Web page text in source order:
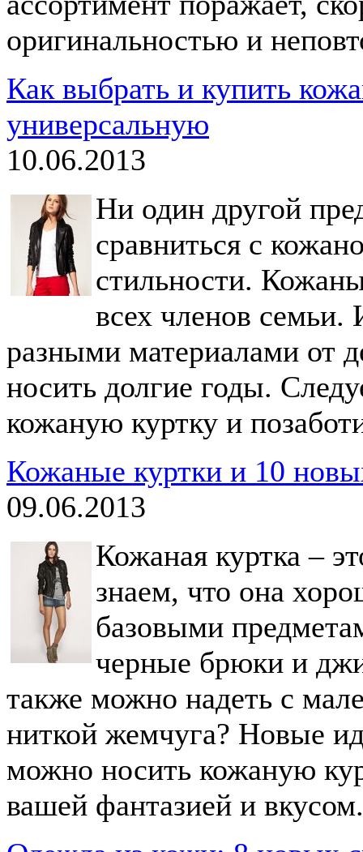
оригинальностью и
Как выбрать и купить
универсальную
10.06.2013
Ни один другой
сравниться с
стильности.
всех членов
разными материалами от
носить долгие годы.
кожаную куртку и
Кожаные куртки и 10
09.06.2013
Кожаная куртка –
знаем, что она
базовыми
черные брюки и
также можно надеть с
ниткой жемчуга? Новые
можно носить кожаную
вашей фантазией и вкусом.